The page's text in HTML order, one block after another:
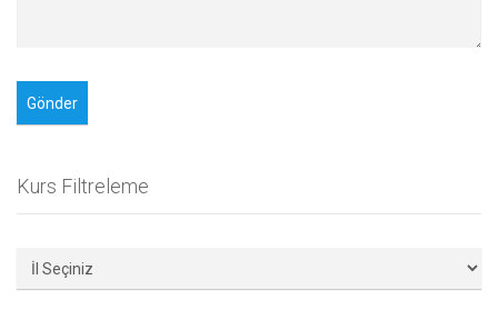
Kurs Filtreleme